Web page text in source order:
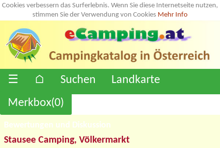
Cookies verbessern das Surferlebnis. Wenn Sie diese Internetseite nutzen,
stimmen Sie der Verwendung von Cookies Mehr Info
☰ ⌂ Suchen
Landkarte
Merkbox(0)
Bewertungen und Diskussion
Stausee Camping, Völkermarkt